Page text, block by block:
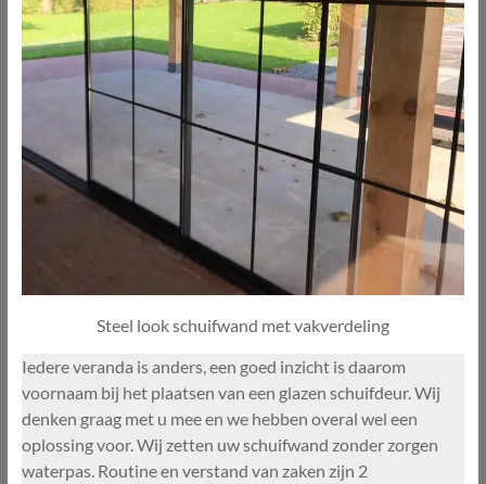
Steel look schuifwand met vakverdeling
Iedere veranda is anders, een goed inzicht is daarom
voornaam bij het plaatsen van een glazen schuifdeur. Wij
denken graag met u mee en we hebben overal wel een
oplossing voor. Wij zetten uw schuifwand zonder zorgen
waterpas. Routine en verstand van zaken zijn 2